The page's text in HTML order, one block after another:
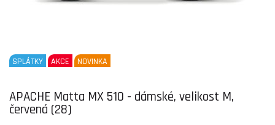
SPLÁTKY AKCE NOVINKA
APACHE Matta MX 510 - dámské, velikost M,
červená (28)